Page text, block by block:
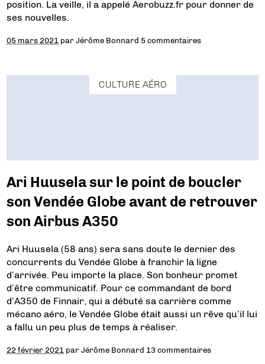
position. La veille, il a appelé Aerobuzz.fr pour donner de
ses nouvelles.
05 mars 2021 parJérôme Bonnard 5 commentaires
CULTURE AÉRO
Ari Huusela sur le point de boucler
son Vendée Globe avant de retrouver
son Airbus A350
Ari Huusela (58 ans) sera sans doute le dernier des
concurrents du Vendée Globe à franchir la ligne
d’arrivée. Peu importe la place. Son bonheur promet
d’être communicatif. Pour ce commandant de bord
d’A350 de Finnair, qui a débuté sa carrière comme
mécano aéro, le Vendée Globe était aussi un rêve qu’il lui
a fallu un peu plus de temps à réaliser.
22 février 2021 parJérôme Bonnard 13 commentaires